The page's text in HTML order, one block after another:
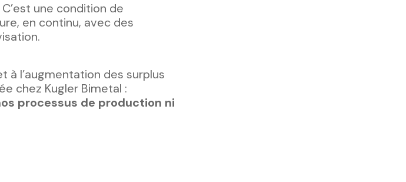
une condition de
en continu, avec des
à l’augmentation des surplus
chez Kugler Bimetal :
processus de production ni